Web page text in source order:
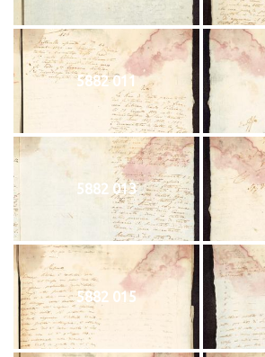
5882 011
5882 013
5882 015